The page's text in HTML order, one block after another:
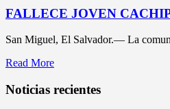
FALLECE JOVEN
San Miguel, El Salvador.— La
Read More
Noticias recientes